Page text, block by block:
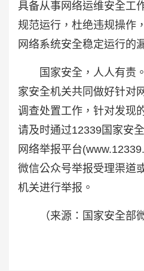
具备从事网络运维安全工
规范运行，杜绝违规操作
网络系统安全稳定运行的
国家安全，人人有责
家安全机关共同做好针对
调查处置工作，针对发现
请及时通过12339国家安
网络举报平台
微信公众号举报受理渠道
机关进行举报。
（来源：国家安全部